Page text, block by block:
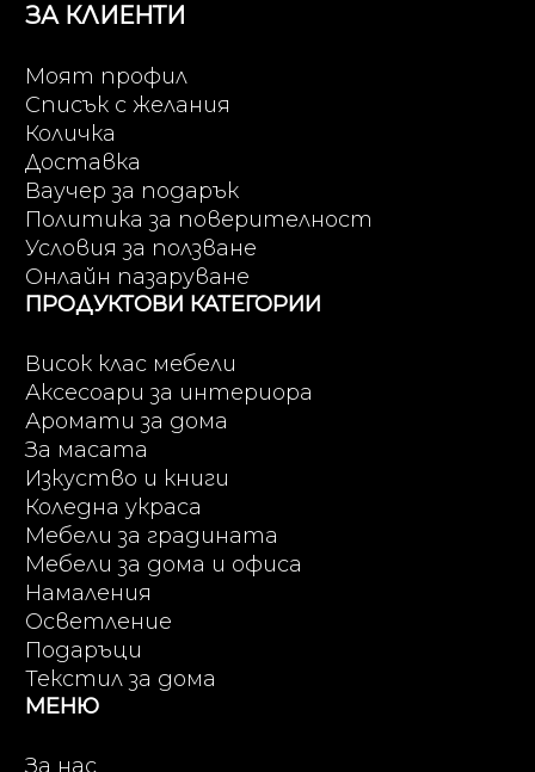
ЗА КЛИЕНТИ
Моят профил
Списък с желания
Количка
Доставка
Ваучер за подарък
Политика за поверителност
Условия за ползване
Онлайн пазаруване
ПРОДУКТОВИ КАТЕГОРИИ
Висок клас мебели
Аксесоари за интериора
Аромати за дома
За масата
Изкуство и книги
Коледна украса
Мебели за градината
Мебели за дома и офиса
Намаления
Осветление
Подаръци
Текстил за дома
МЕНЮ
За нас